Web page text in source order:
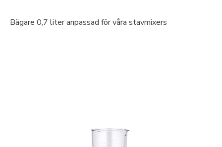
Bägare 0,7 liter anpassad för våra stavmixers